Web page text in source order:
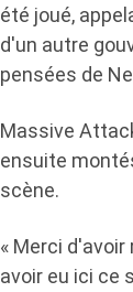
été joué,
d'un autre
pensées de
Massive
ensuite
scène.
« Merci
avoir eu ici ce